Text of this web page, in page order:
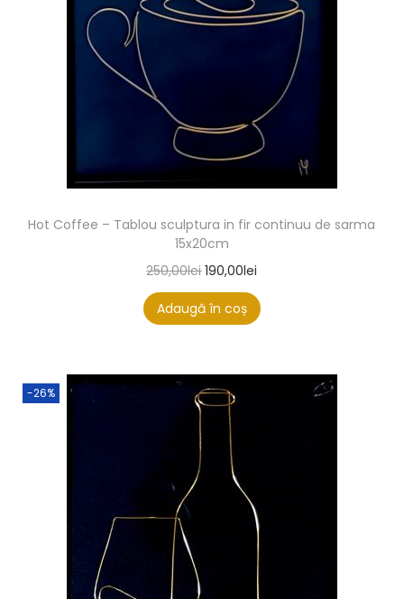
Hot Coffee – Tablou sculptura in fir continuu de sarma
15x20cm
250,00lei 190,00lei
Adaugă în coș
-26%